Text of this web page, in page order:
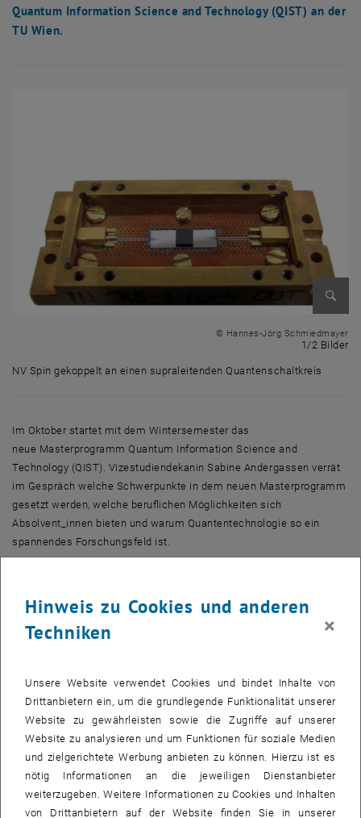
Quantum Information Science and Technology (QIST) an der
TU Wien.
© Hannes-Jörg Schmiedmayer
1/2 Bilder
NV Spin gekoppelt an einen supraleitenden Quantenschaltkreis
Im Oktober startet mit dem Wintersemester das
neue Masterprogramm Quantum Information Science and
Technology (QIST). Vizestudiendekanin Sabine Andergassen verrät
im Gespräch welche Schwerpunkte in dem neuen Masterprogramm
gesetzt werden, welche beruflichen Möglichkeiten sich
Absolvent_innen bieten und warum Quantentechnologie so ein
spannendes Forschungsfeld ist.
sich dahinter und welche Schwerpunkte gibt es im Master?
Sabine Andergassen (SA):
zwischen der Physik, Informatik und Elektrotechnik
herauskristallisiert. Das Ziel ist wissenschaftliche und
technologische Fragestellungen von Grundlagenforschung bis hin
zu deren Anwendungen und wirtschaftlichen Umsetzungen zu
finden und zu lösen.
Wir sind stolz auf unser interdisziplinäres Studium der drei
Fakultäten Physik,Informatik und Elektrotechnik. Es ist
Hinweis zu Cookies und anderen
Techniken
×
Unsere Website verwendet Cookies und bindet Inhalte von
Drittanbietern ein, um die grundlegende Funktionalität unserer
Website zu gewährleisten sowie die Zugriffe auf unserer
Website zu analysieren und um Funktionen für soziale Medien
und zielgerichtete Werbung anbieten zu können. Hierzu ist es
nötig Informationen an die jeweiligen Dienstanbieter
weiterzugeben. Weitere Informationen zu Cookies und Inhalten
von Drittanbietern auf der Website finden Sie in unserer